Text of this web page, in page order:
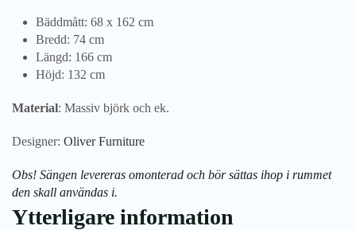
Bäddmått: 68 x 162 cm
Bredd: 74 cm
Längd: 166 cm
Höjd: 132 cm
Material: Massiv björk och ek.
Designer: Oliver Furniture
Obs! Sängen levereras omonterad och bör sättas ihop i rummet
den skall användas i.
Ytterligare information